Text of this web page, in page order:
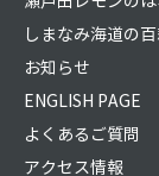
しまなみ海道の
お知らせ
ENGLISH PAGE
よくあるご質問
アクセス情報